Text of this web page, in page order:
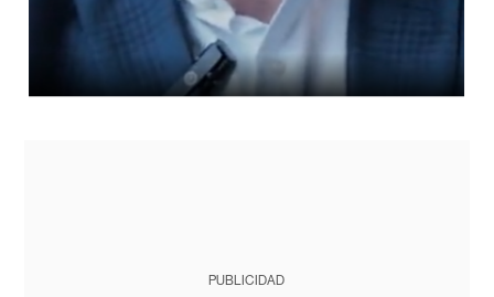
PUBLICIDAD